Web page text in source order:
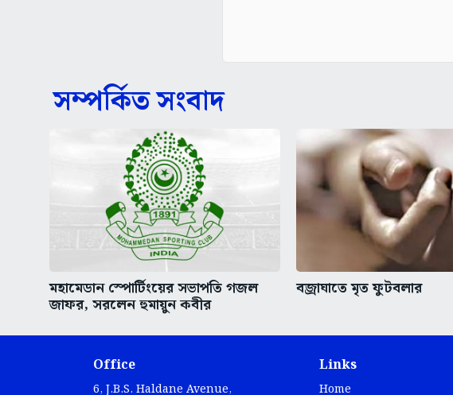
সম্পর্কিত সংবাদ
মহামেডান স্পোর্টিংয়ের সভাপতি গজল
জাফর, সরলেন হুমায়ুন কবীর
বজ্রাঘাতে মৃত ফুটবলার
Office
6, J.B.S. Haldane Avenue,
Links
Home